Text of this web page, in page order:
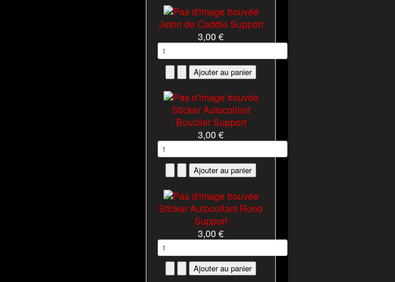
Jeton de Caddie Support
3,00 €
Sticker Autocollant
Bouclier Support
3,00 €
Sticker Autocollant Rond
Support
3,00 €